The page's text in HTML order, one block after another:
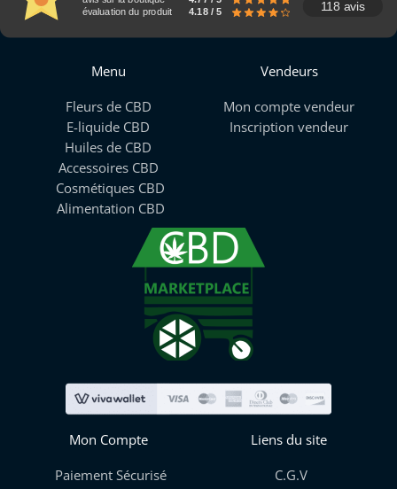
évaluation du produit
4.18 / 5 118 avis
Menu
Fleurs de CBD
E-liquide CBD
Huiles de CBD
Accessoires CBD
Cosmétiques CBD
Alimentation CBD
Vendeurs
Mon compte vendeur
Inscription vendeur
Mon Compte
Paiement Sécurisé
Liens du site
C.G.V